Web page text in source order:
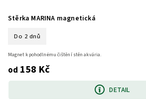
Stěrka MARINA magnetická
Do 2 dnů
od 158 Kč
DETAIL
Magnet k pohodlnému čištění stěn akvária.